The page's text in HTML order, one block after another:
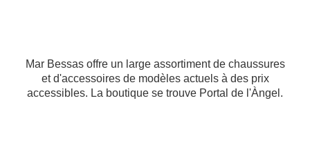
Mar Bessas offre un large assortiment de chaussures
et d'accessoires de modèles actuels à des prix
accessibles. La boutique se trouve Portal de l'Àngel.